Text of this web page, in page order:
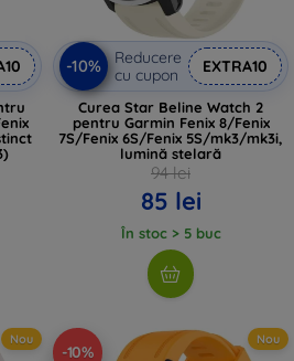
-10%
Reducere
cu cupon
EXTRA10
Curea Star Beline Watch 2
pentru Garmin Fenix 8/Fenix
7S/Fenix 6S/Fenix 5S/mk3/mk3i,
lumină stelară
94 lei
85 lei
În stoc > 5 buc
Nou
-10%
Nou